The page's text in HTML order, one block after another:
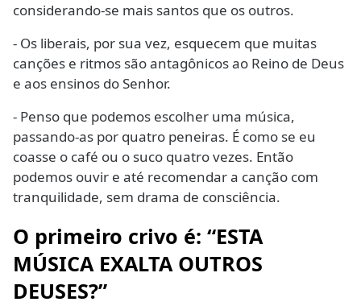
considerando-se mais santos que os outros.
- Os liberais, por sua vez, esquecem que muitas
canções e ritmos são antagônicos ao Reino de Deus
e aos ensinos do Senhor.
- Penso que podemos escolher uma música,
passando-as por quatro peneiras. É como se eu
coasse o café ou o suco quatro vezes. Então
podemos ouvir e até recomendar a canção com
tranquilidade, sem drama de consciência.
O primeiro crivo é: “ESTA
MÚSICA EXALTA OUTROS
DEUSES?”